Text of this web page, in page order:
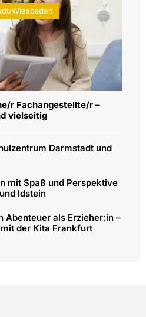
Wiesbaden
r Fachangestellte/r –
vielseitig
Darmstadt und
mit Spaß und Perspektive
Idstein
Abenteuer als Erzieher:in –
der Kita Frankfurt